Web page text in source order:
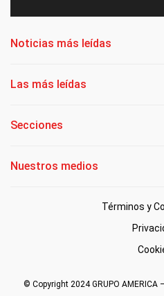
Noticias más leídas
Las más leídas
Secciones
Nuestros medios
Términos y
© Copyright 2024 GRUPO